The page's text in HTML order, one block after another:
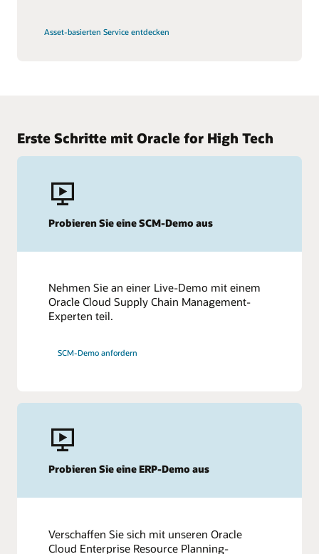
Asset-basierten Service entdecken
Erste Schritte mit Oracle for High Tech
Probieren Sie eine SCM-Demo aus
Nehmen Sie an einer Live-Demo mit einem
Oracle Cloud Supply Chain Management-
Experten teil.
SCM-Demo anfordern
Probieren Sie eine ERP-Demo aus
Verschaffen Sie sich mit unseren Oracle
Cloud Enterprise Resource Planning-